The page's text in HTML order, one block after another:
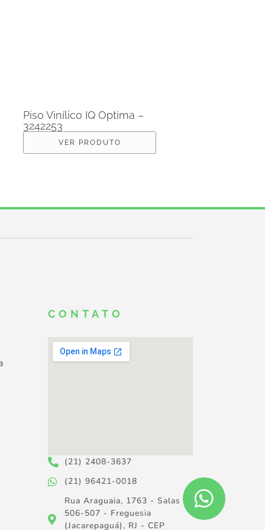
Piso Vinílico IQ Optima –
3242253
VER PRODUTO
CONTATO
(21) 2408-3637
(21) 96421-0018
Rua Araguaia, 1763 - Salas
506-507 - Freguesia
(Jacarepaguá), RJ - CEP